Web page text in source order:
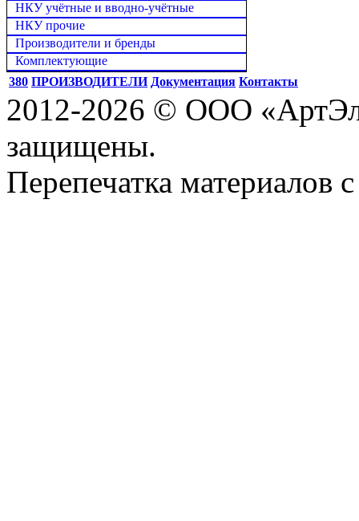
НКУ учётные и вводно-учётные
НКУ прочие
Производители и бренды
Комплектующие
380 ПРОИЗВОДИТЕЛИ Документация Контакты
2012-2026 © ООО
защищены.
Перепечатка материалов